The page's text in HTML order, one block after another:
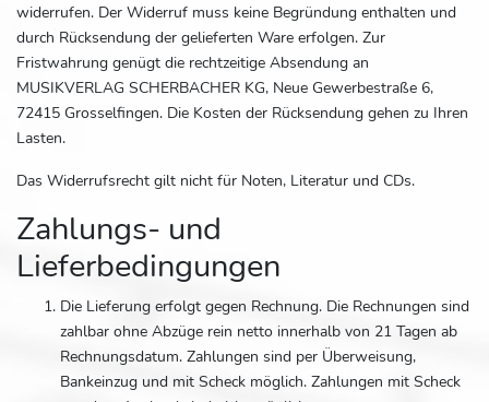
widerrufen. Der Widerruf muss keine Begründung enthalten und
durch Rücksendung der gelieferten Ware erfolgen. Zur
Fristwahrung genügt die rechtzeitige Absendung an
MUSIKVERLAG SCHERBACHER KG, Neue Gewerbestraße 6,
72415 Grosselfingen. Die Kosten der Rücksendung gehen zu Ihren
Lasten.
Das Widerrufsrecht gilt nicht für Noten, Literatur und CDs.
Zahlungs- und
Lieferbedingungen
Die Lieferung erfolgt gegen Rechnung. Die Rechnungen sind
zahlbar ohne Abzüge rein netto innerhalb von 21 Tagen ab
Rechnungsdatum. Zahlungen sind per Überweisung,
Bankeinzug und mit Scheck möglich. Zahlungen mit Scheck